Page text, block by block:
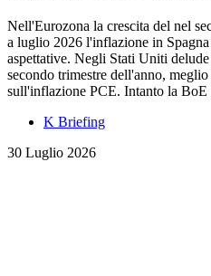
Nell'Eurozona la crescita del nel
a luglio 2026 l'inflazione in
aspettative. Negli Stati Uniti
secondo trimestre dell'anno,
sull'inflazione PCE. Intanto la BoE
K Briefing
30 Luglio 2026